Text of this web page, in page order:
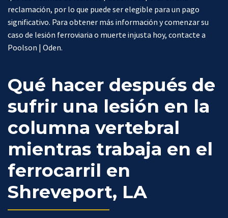
reclamación, por lo que puede ser elegible para un pago
significativo. Para obtener más información y comenzar su
caso de lesión ferroviaria o muerte injusta hoy, contacte a
Poolson | Oden.
Qué hacer después de
sufrir una lesión en la
columna vertebral
mientras trabaja en el
ferrocarril en
Shreveport, LA